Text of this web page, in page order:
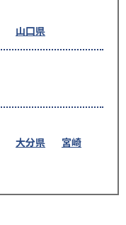
山口県
大分県
宮崎